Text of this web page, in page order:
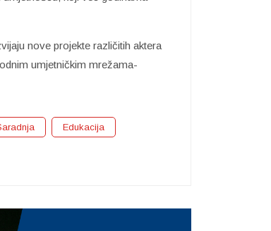
nove projekte različitih aktera
umjetničkim mrežama-
Edukacija